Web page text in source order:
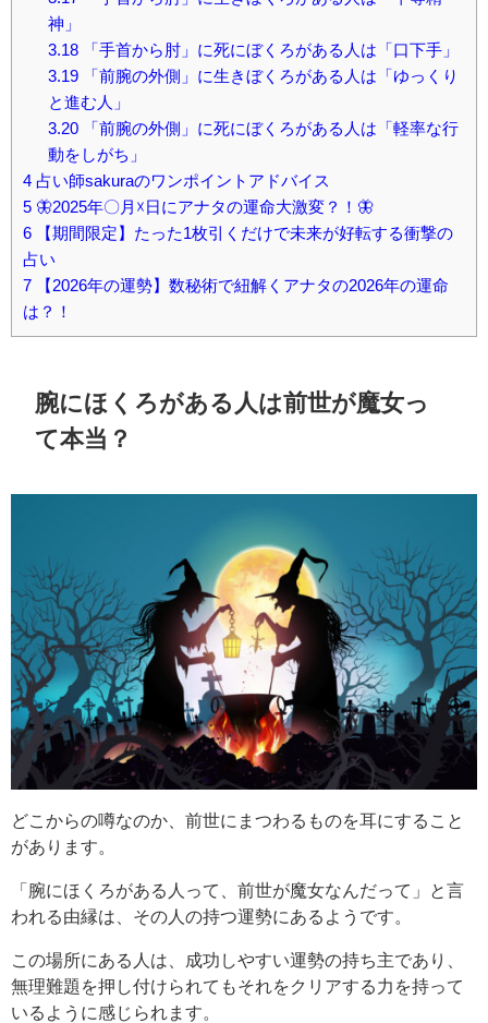
神」
3.18「手首から肘」に死にぼくろがある人は「口下手」
3.19「前腕の外側」に生きぼくろがある人は「ゆっくり
と進む人」
3.20「前腕の外側」に死にぼくろがある人は「軽率な行
動をしがち」
4 占い師sakuraのワンポイントアドバイス
5 🦋2025年〇月☓日にアナタの運命大激変？！🦋
6 【期間限定】たった1枚引くだけで未来が好転する衝撃の
占い
7 【2026年の運勢】数秘術で紐解くアナタの2026年の運命
は？！
腕にほくろがある人は前世が魔女っ
て本当？
どこからの噂なのか、前世にまつわるものを耳にすること
があります。
「腕にほくろがある人って、前世が魔女なんだって」と言
われる由縁は、その人の持つ運勢にあるようです。
この場所にある人は、成功しやすい運勢の持ち主であり、
無理難題を押し付けられてもそれをクリアする力を持って
いるように感じられます。